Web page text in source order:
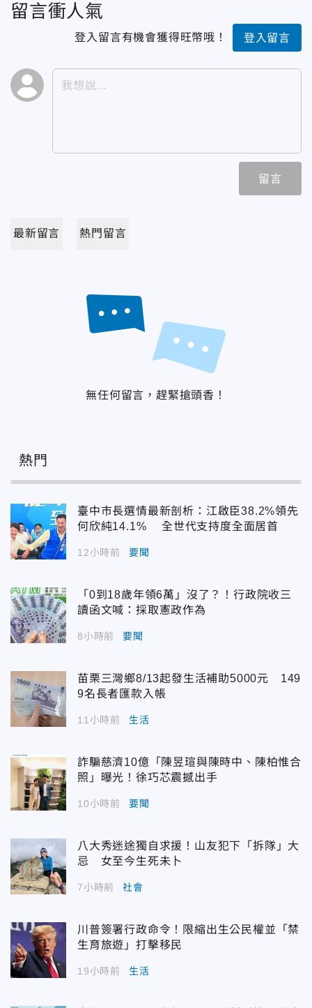
留言衝人氣
登入留言有機會獲得旺幣哦！ 登入留言
留言
最新留言 熱門留言
無任何留言，趕緊搶頭香！
熱門
臺中市長選情最新剖析：江啟臣38.2%領先
何欣純14.1% 全世代支持度全面居首
12小時前 要聞
「0到18歲年領6萬」沒了？！行政院收三
讀函文喊：採取憲政作為
8小時前 要聞
苗栗三灣鄉8/13起發生活補助5000元 149
9名長者匯款入帳
11小時前 生活
詐騙慈濟10億「陳昱瑄與陳時中、陳柏惟合
照」曝光！徐巧芯震撼出手
10小時前 要聞
八大秀迷途獨自求援！山友犯下「拆隊」大
忌 女至今生死未卜
7小時前 社會
川普簽署行政命令！限縮出生公民權並「禁
生育旅遊」打擊移民
19小時前 生活